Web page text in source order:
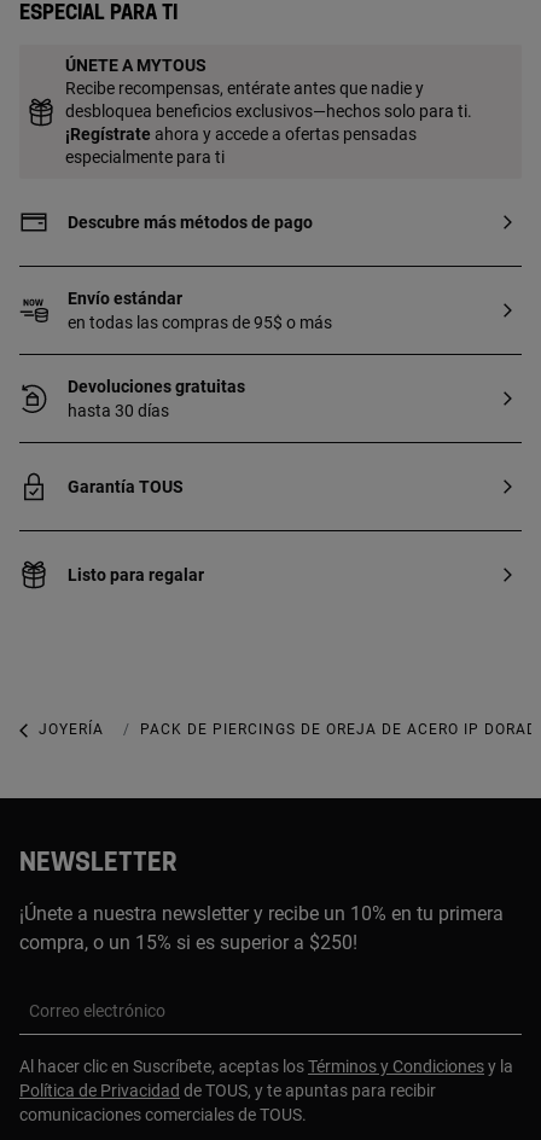
Especial para ti
ÚNETE A MYTOUS
Recibe recompensas, entérate antes que nadie y
desbloquea beneficios exclusivos—hechos solo para ti.
¡Regístrate ahora y accede a ofertas pensadas
especialmente para ti
Descubre más métodos de pago
Envío estándar
en todas las compras de 95$ o más
Devoluciones gratuitas
hasta 30 días
Garantía TOUS
Listo para regalar
JOYERÍA PIERCINGS
PACK DE PIERCINGS DE OREJA DE ACERO IP
NEWSLETTER
¡Únete a nuestra newsletter y recibe un 10% en tu primera
compra, o un 15% si es superior a $250!
Correo electrónico
Al hacer clic en Suscríbete, aceptas losTérminos y Condicionesy la
Política de Privacidad de TOUS, y te apuntas para recibir
comunicaciones comerciales de TOUS.